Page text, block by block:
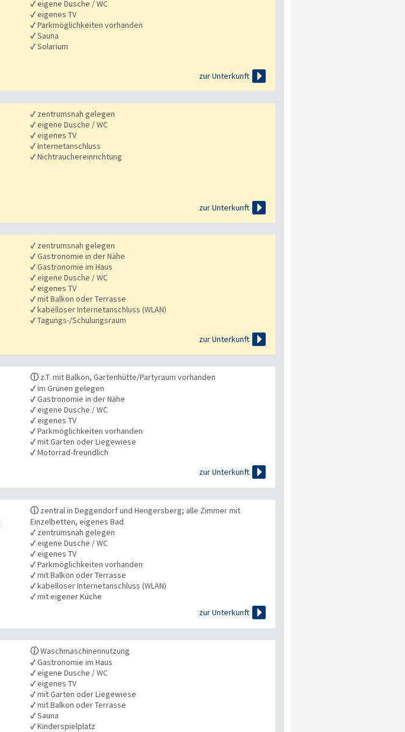
✓eigene Dusche / WC
✓eigenes TV
✓Parkmöglichkeiten vorhanden
✓Sauna
✓Solarium
zur Unterkunft 
✓ zentrumsnah gelegen
✓eigene Dusche / WC
✓eigenes TV
✓Internetanschluss
✓Nichtrauchereinrichtung
zur Unterkunft 
✓ zentrumsnah gelegen
✓Gastronomie in der Nähe
✓Gastronomie im Haus
✓eigene Dusche / WC
✓eigenes TV
✓mit Balkon oder Terrasse
✓kabelloser Internetanschluss (WLAN)
✓Tagungs-/Schulungsraum
zur Unterkunft 
ⓘ z.T. mit Balkon, Gartenhütte/Partyraum vorhanden
✓im Grünen gelegen
✓Gastronomie in der Nähe
✓eigene Dusche / WC
✓eigenes TV
✓Parkmöglichkeiten vorhanden
✓mit Garten oder Liegewiese
✓Motorrad-freundlich
zur Unterkunft 
ⓘ zentral in Deggendorf und Hengersberg; alle Zimmer mit
Einzelbetten, eigenes Bad
✓ zentrumsnah gelegen
✓eigene Dusche / WC
✓eigenes TV
✓Parkmöglichkeiten vorhanden
✓mit Balkon oder Terrasse
✓kabelloser Internetanschluss (WLAN)
✓mit eigener Küche
zur Unterkunft 
ⓘWaschmaschinennutzung
✓Gastronomie im Haus
✓eigene Dusche / WC
✓eigenes TV
✓mit Garten oder Liegewiese
✓mit Balkon oder Terrasse
✓Sauna
✓Kinderspielplatz